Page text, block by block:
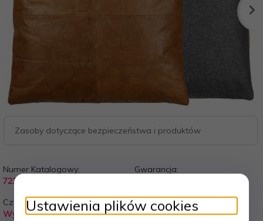
Zasoby dotyczące bezpieczeństwa i produktów
Numer Katalogowy:
723228
Gwarancja:
Czas Wysyłki:
Wysłany w Ciągu 24 godzin
Koszt wysyłki:
Wysyłka gratis!
Ustawienia plików cookies